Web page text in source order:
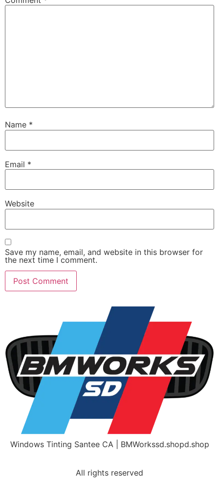
Name *
Email *
Website
Save my name, email, and website in this browser for
the next time I comment.
Windows Tinting Santee CA | BMWorkssd.shopd.shop
All rights reserved